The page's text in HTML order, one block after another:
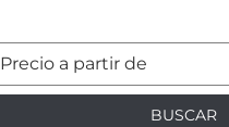
Precio a partir de
BUSCAR